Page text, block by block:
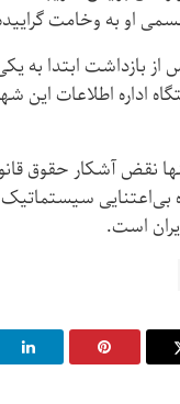
او به وخامت
بازداشت ابتدا به
تنها نقض آشکار حقوق
بی‌اعتنایی
است.